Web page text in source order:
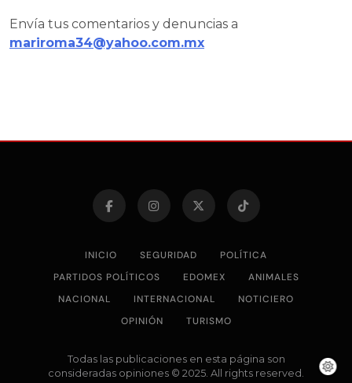
Envía tus comentarios y denuncias a
mariroma34@yahoo.com.mx
INICIO SEGURIDAD
POLÍTICA
PARTIDOS POLÍTICOS
EDOMEX
ANIMALES
NACIONAL
INTERNACIONAL
NOTICIERO
OPINIÓN
TURISMO
Todas las publicaciones en esta página son
consideradas opiniones © 2025. All rights reserved.